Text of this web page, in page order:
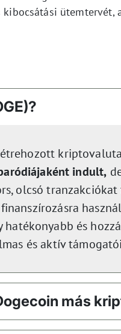
kibocsátási
indult,
olcsó
hatékonyabb és
és aktív
más